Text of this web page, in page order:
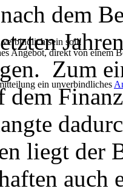
verbindlich sein soll!
Angebot, direkt von einem
ein unverbindliches
dem
Zum
dem
liegt der
auch